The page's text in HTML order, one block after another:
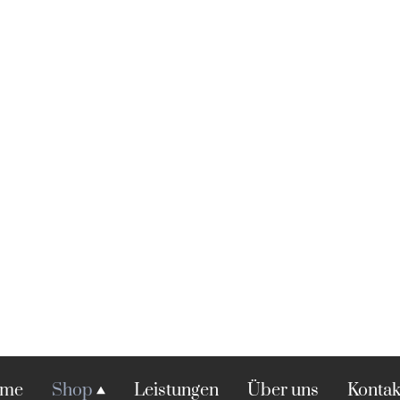
Shop Leistungen Über uns